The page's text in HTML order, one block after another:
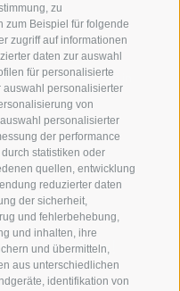
zu
zum Beispiel für folgende
zugriff auf informationen
daten zur auswahl
für personalisierte
personalisierter
von
personalisierter
der performance
statistiken oder
quellen, entwicklung
reduzierter daten
der sicherheit,
und fehlerbehebung,
und inhalten, ihre
und übermitteln,
aus unterschiedlichen
identifikation von
Welsberg - Taisten in
up to date!